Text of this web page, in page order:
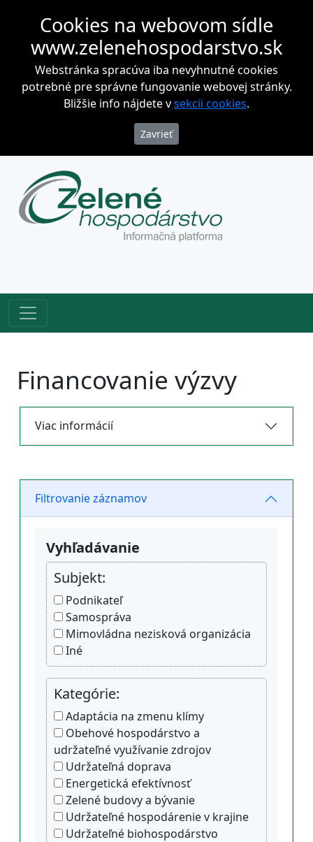
Cookies na webovom sídle
www.zelenehospodarstvo.sk
Webstránka spracúva iba nevyhnutné cookies
potrebné pre správne fungovanie webovej stránky.
Bližšie info nájdete vsekcii cookies.
Financovanie výzvy
Viac informácií
Filtrovanie záznamov
Vyhľadávanie
Subjekt:
Podnikateľ
Samospráva
Mimovládna nezisková organizácia
Iné
Kategórie:
Adaptácia na zmenu klímy
Obehové hospodárstvo a
udržateľné využívanie zdrojov
Udržateľná doprava
Energetická efektívnosť
Zelené budovy a bývanie
Udržateľné hospodárenie v krajine
Udržateľné biohospodárstvo